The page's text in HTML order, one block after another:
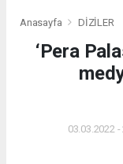
Anasayfa DİZİLER
‘Pera
03.03.2022